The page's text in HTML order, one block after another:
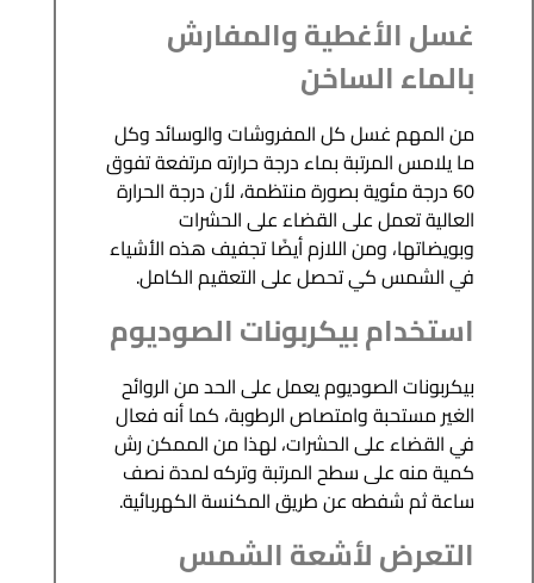
غسل الأغطية والمفارش
بالماء الساخن
من المهم غسل كل المفروشات والوسائد وكل
ما يلامس المرتبة بماء درجة حرارته مرتفعة تفوق
60 درجة مئوية بصورة منتظمة، لأن درجة الحرارة
العالية تعمل على القضاء على الحشرات
وبويضاتها، ومن اللازم أيضًا تجفيف هذه الأشياء
في الشمس كي تحصل على التعقيم الكامل.
استخدام بيكربونات الصوديوم
بيكربونات الصوديوم يعمل على الحد من الروائح
الغير مستحبة وامتصاص الرطوبة، كما أنه فعال
في القضاء على الحشرات، لهذا من الممكن رش
كمية منه على سطح المرتبة وتركه لمدة نصف
ساعة ثم شفطه عن طريق المكنسة الكهربائية.
التعرض لأشعة الشمس